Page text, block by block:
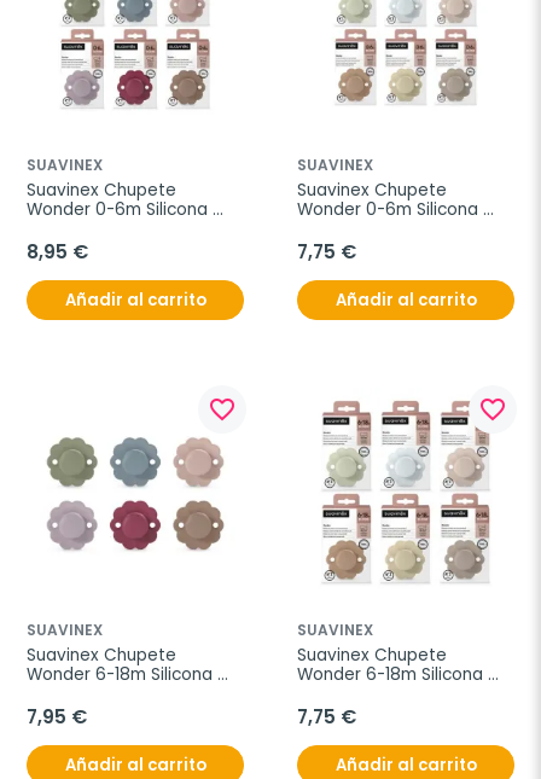
SUAVINEX
Suavinex Chupete
Wonder 0-6m Silicona
8,95 €
Añadir al carrito
SUAVINEX
Suavinex Chupete
Wonder 0-6m Silicona
7,75 €
Añadir al carrito
favorite_border
SUAVINEX
Suavinex Chupete
Wonder 6-18m Silicona
7,95 €
Añadir al carrito
favorite_border
SUAVINEX
Suavinex Chupete
Wonder 6-18m Silicona
7,75 €
Añadir al carrito